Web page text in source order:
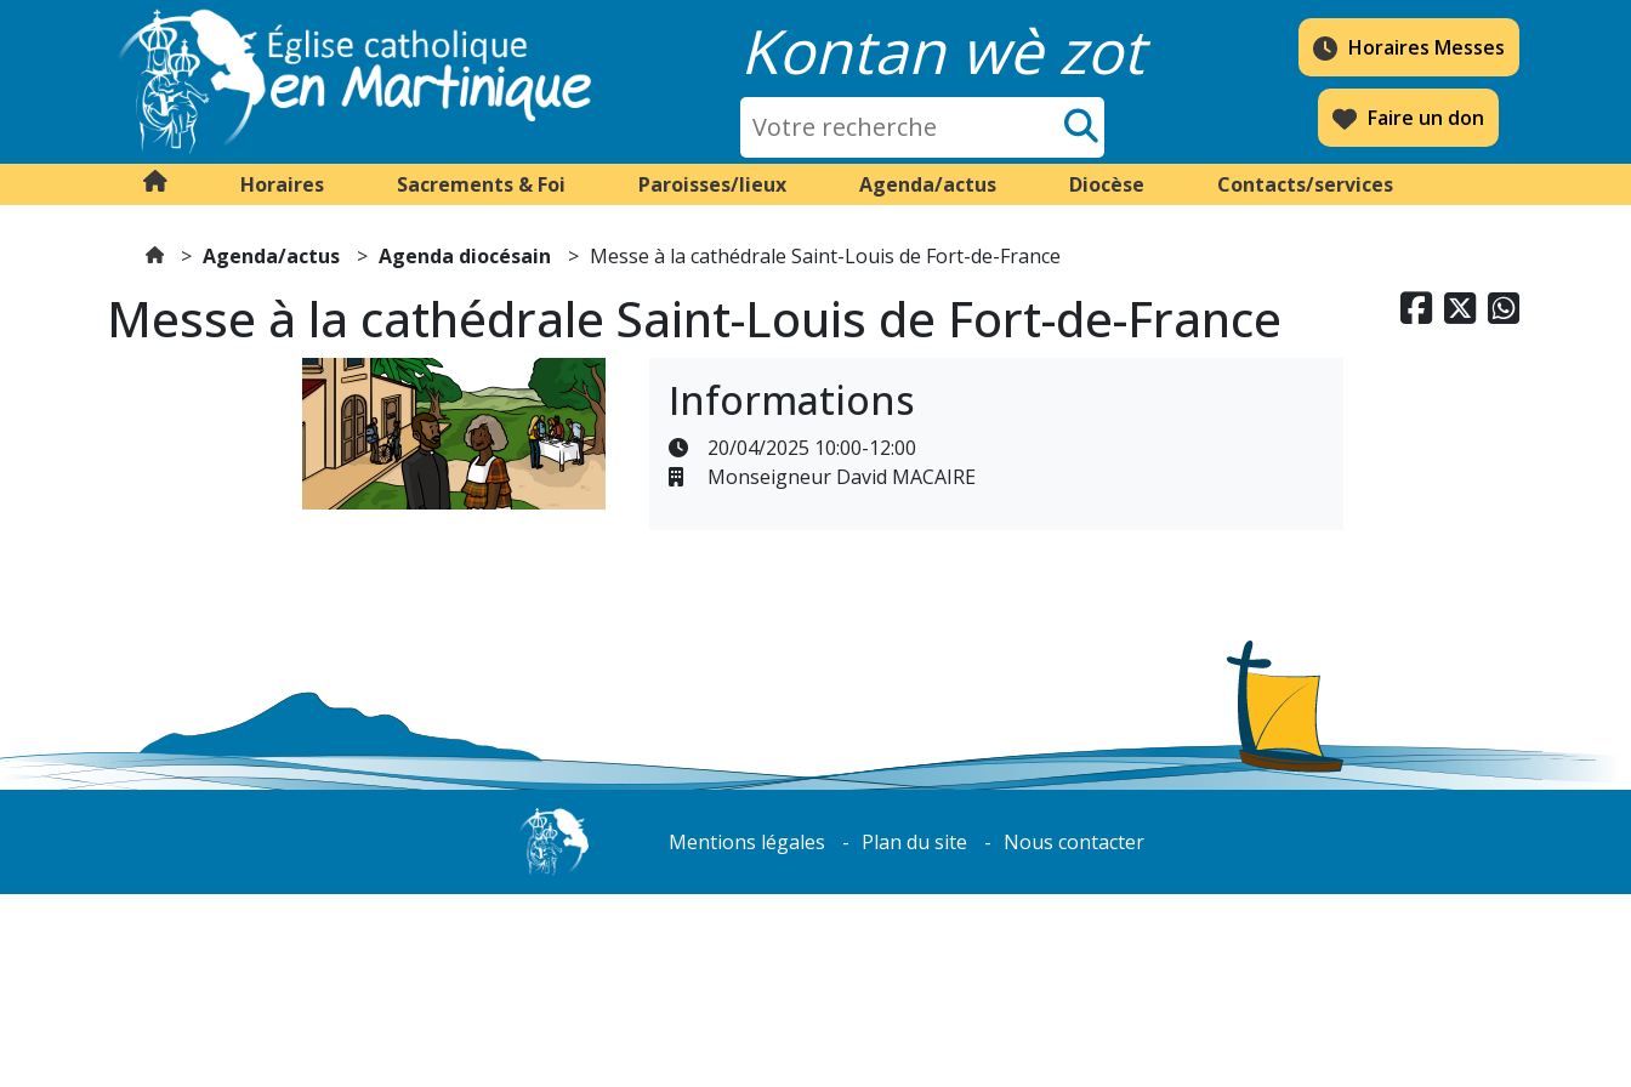
Kontan wè zot Horaires Messes
Faire un don
Horaires Sacrements & Foi Paroisses/lieux Agenda/actus Diocèse Contacts/services
Agenda/actus Agenda diocésain Messe à la cathédrale Saint-Louis de Fort-de-France
  
Messe à la cathédrale Saint-Louis de Fort-de-France
Informations
20/04/2025 10:00-12:00
Monseigneur David MACAIRE
Mentions légales Plan du site Nous contacter